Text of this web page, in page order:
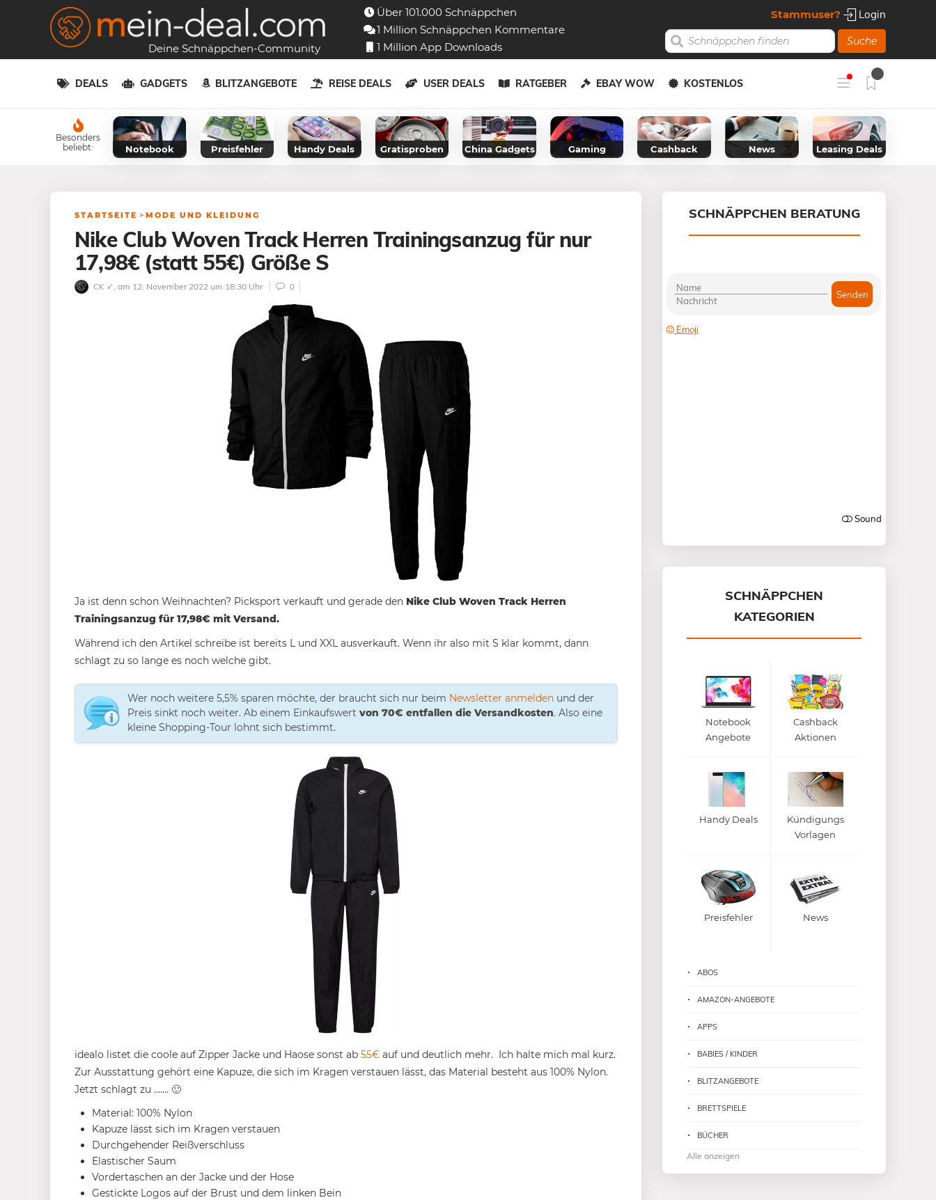
Deine Schnäppchen-Community
Über 101.000 Schnäppchen
1 Million Schnäppchen Kommentare
1 Million App Downloads
Stammuser? Login
Suche
DEALS GADGETS BLITZANGEBOTE REISE DEALS USER DEALS RATGEBER EBAY WOW KOSTENLOS
Besonders
beliebt:
Notebook Preisfehler Handy Deals Gratisproben China Gadgets Gaming Cashback News Leasing Deals
STARTSEITE > MODE UND KLEIDUNG
Nike Club Woven Track Herren Trainingsanzug für nur
17,98€ (statt 55€) Größe S
CK ✓ , am 12. November 2022 um 18:30 Uhr 0
Ja ist denn schon Weihnachten? Picksport verkauft und gerade den Nike Club Woven Track Herren
Trainingsanzug für 17,98€ mit Versand.
Während ich den Artikel schreibe ist bereits L und XXL ausverkauft. Wenn ihr also mit S klar kommt, dann
schlagt zu so lange es noch welche gibt.
Wer noch weitere 5,5% sparen möchte, der braucht sich nur beim Newsletter anmelden und der
Preis sinkt noch weiter. Ab einem Einkaufswert von 70€ entfallen die Versandkosten. Also eine
kleine Shopping-Tour lohnt sich bestimmt.
idealo listet die coole auf Zipper Jacke und Haose sonst ab 55€ auf und deutlich mehr. Ich halte mich mal kurz.
Zur Ausstattung gehört eine Kapuze, die sich im Kragen verstauen lässt, das Material besteht aus 100% Nylon.
Jetzt schlagt zu ……. 🙂
Material: 100% Nylon
Kapuze lässt sich im Kragen verstauen
Durchgehender Reißverschluss
Elastischer Saum
Vordertaschen an der Jacke und der Hose
Gestickte Logos auf der Brust und dem linken Bein
SCHNÄPPCHEN BERATUNG
SCHNÄPPCHEN
KATEGORIEN
Notebook
Angebote
Cashback
Aktionen
Handy Deals
Kündigungs
Vorlagen
Preisfehler News
ABOS
AMAZON-ANGEBOTE
APPS
BABIES / KINDER
BLITZANGEBOTE
BRETTSPIELE
BÜCHER
Alle anzeigen